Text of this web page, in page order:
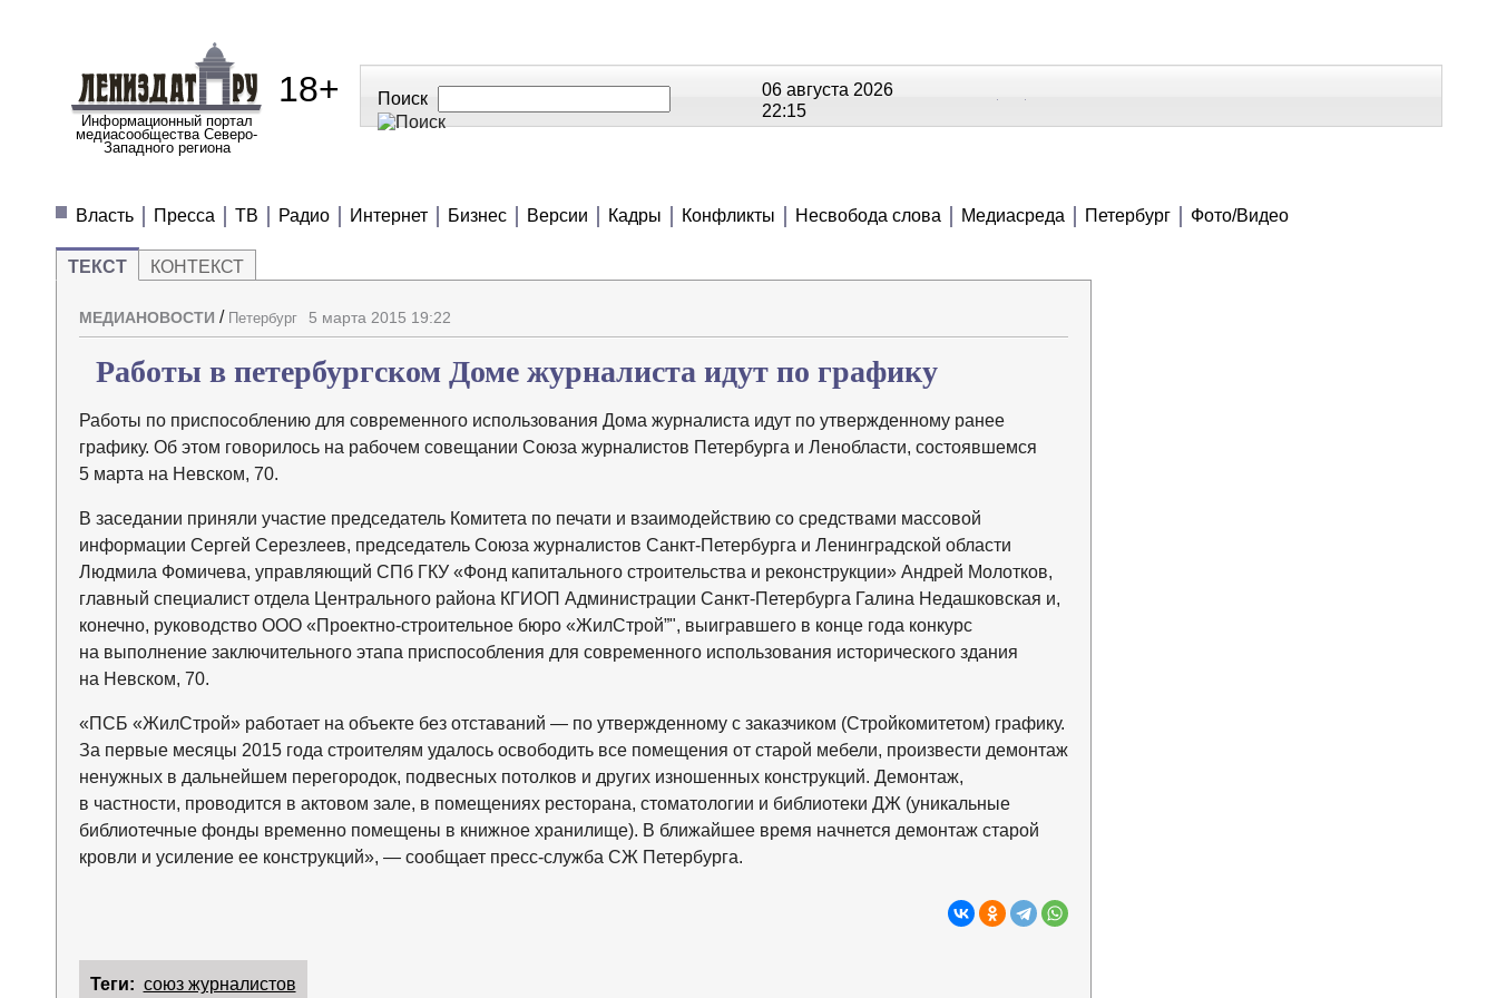
Информационный портал
медиасообщества Северо-
Западного региона
18+ Поиск
06 августа 2026
22:15
Власть
Пресса ТВ Радио Интернет Бизнес Версии Кадры Конфликты Несвобода слова Медиасреда Петербург Фото/Видео
ТЕКСТ КОНТЕКСТ
МЕДИАНОВОСТИ / Петербург 5 марта 2015 19:22
Работы в петербургском Доме журналиста идут по графику
Работы по приспособлению для современного использования Дома журналиста идут по утвержденному ранее
графику. Об этом говорилось на рабочем совещании Союза журналистов Петербурга и Ленобласти, состоявшемся
5 марта на Невском, 70.
В заседании приняли участие председатель Комитета по печати и взаимодействию со средствами массовой
информации Сергей Серезлеев, председатель Союза журналистов Санкт-Петербурга и Ленинградской области
Людмила Фомичева, управляющий СПб ГКУ «Фонд капитального строительства и реконструкции» Андрей Молотков,
главный специалист отдела Центрального района КГИОП Администрации Санкт-Петербурга Галина Недашковская и,
конечно, руководство ООО «Проектно-строительное бюро «ЖилСтрой”", выигравшего в конце года конкурс
на выполнение заключительного этапа приспособления для современного использования исторического здания
на Невском, 70.
«ПСБ «ЖилСтрой» работает на объекте без отставаний — по утвержденному с заказчиком (Стройкомитетом) графику.
За первые месяцы 2015 года строителям удалось освободить все помещения от старой мебели, произвести демонтаж
ненужных в дальнейшем перегородок, подвесных потолков и других изношенных конструкций. Демонтаж,
в частности, проводится в актовом зале, в помещениях ресторана, стоматологии и библиотеки ДЖ (уникальные
библиотечные фонды временно помещены в книжное хранилище). В ближайшее время начнется демонтаж старой
кровли и усиление ее конструкций», — сообщает пресс-служба СЖ Петербурга.
Теги: союз журналистов